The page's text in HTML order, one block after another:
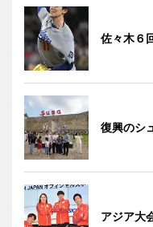
佐々木６
復興のシ
アジア大